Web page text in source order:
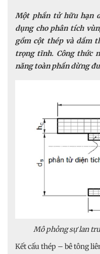
Một phần tử hữu hạn
dụng cho phân tích
gồm cột thép và dầm
trọng tĩnh. Công thức
năng toàn phần dừng
Mô phỏng sự lan
Kết cấu thép – bê tông